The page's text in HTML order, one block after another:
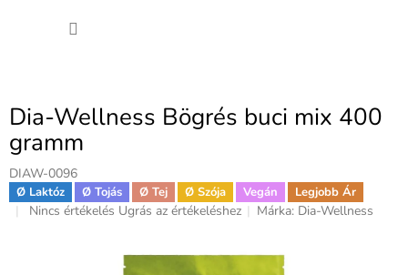
Dia-Wellness Bögrés buci mix 400
gramm
DIAW-0096
Ø Laktóz Ø Tojás Ø Tej Ø Szója Vegán Legjobb Ár
A
Nincs értékelés Ugrás az értékeléshez Márka: Dia-Wellness